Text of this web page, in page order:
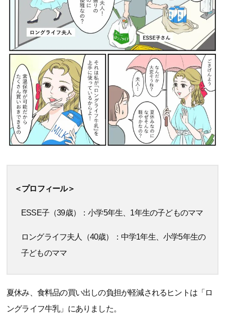
＜プロフィール＞
ESSE子（39歳）：小学5年生、1年生の子どものママ
ロングライフ夫人（40歳）：中学1年生、小学5年生の
子どものママ
夏休み、食料品の買い出しの負担が軽減されるヒントは「ロ
ングライフ牛乳」にありました。